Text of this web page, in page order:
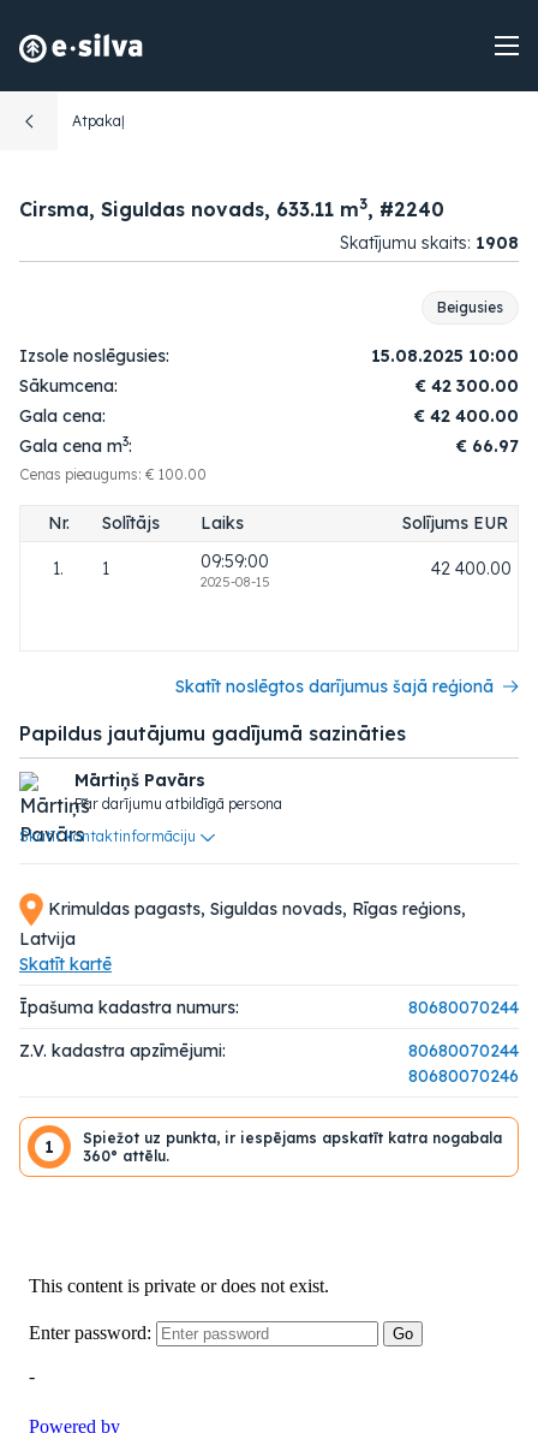
Atpakaļ
Cirsma, Siguldas novads, 633.11 m3, #2240
Skatījumu skaits: 1908
Krimuldas pagasts, Siguldas novads, Rīgas reģions,
Latvija
Skatīt kartē
Īpašuma kadastra numurs:
80680070244
Z.V. kadastra apzīmējumi:
80680070244
80680070246
1
Spiežot uz punkta, ir iespējams apskatīt katra nogabala
360° attēlu.
Beigusies
Izsole noslēgusies:
15.08.2025 10:00
Sākumcena:
€ 42 300.00
Gala cena:
€ 42 400.00
Gala cena m3: € 66.97
Cenas pieaugums: € 100.00
Nr. Solītājs Laiks Solījums EUR
1. 1 09:59:00
2025-08-15
42 400.00
Skatīt noslēgtos darījumus šajā reģionā
Papildus jautājumu gadījumā sazināties
Mārtiņš Pavārs
Par darījumu atbildīgā persona
Skatīt kontaktinformāciju